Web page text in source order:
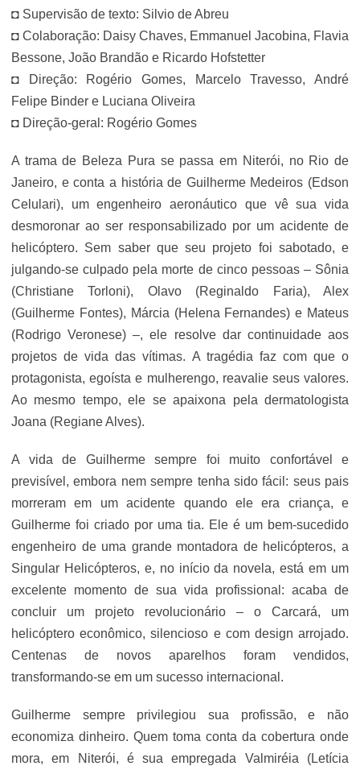
◘ Supervisão de texto: Silvio de Abreu
◘ Colaboração: Daisy Chaves, Emmanuel Jacobina, Flavia
Bessone, João Brandão e Ricardo Hofstetter
◘ Direção: Rogério Gomes, Marcelo Travesso, André
Felipe Binder e Luciana Oliveira
◘ Direção-geral: Rogério Gomes
A trama de Beleza Pura se passa em Niterói, no Rio de
Janeiro, e conta a história de Guilherme Medeiros (Edson
Celulari), um engenheiro aeronáutico que vê sua vida
desmoronar ao ser responsabilizado por um acidente de
helicóptero. Sem saber que seu projeto foi sabotado, e
julgando-se culpado pela morte de cinco pessoas – Sônia
(Christiane Torloni), Olavo (Reginaldo Faria), Alex
(Guilherme Fontes), Márcia (Helena Fernandes) e Mateus
(Rodrigo Veronese) –, ele resolve dar continuidade aos
projetos de vida das vítimas. A tragédia faz com que o
protagonista, egoísta e mulherengo, reavalie seus valores.
Ao mesmo tempo, ele se apaixona pela dermatologista
Joana (Regiane Alves).
A vida de Guilherme sempre foi muito confortável e
previsível, embora nem sempre tenha sido fácil: seus pais
morreram em um acidente quando ele era criança, e
Guilherme foi criado por uma tia. Ele é um bem-sucedido
engenheiro de uma grande montadora de helicópteros, a
Singular Helicópteros, e, no início da novela, está em um
excelente momento de sua vida profissional: acaba de
concluir um projeto revolucionário – o Carcará, um
helicóptero econômico, silencioso e com design arrojado.
Centenas de novos aparelhos foram vendidos,
transformando-se em um sucesso internacional.
Guilherme sempre privilegiou sua profissão, e não
economiza dinheiro. Quem toma conta da cobertura onde
mora, em Niterói, é sua empregada Valmiréia (Letícia